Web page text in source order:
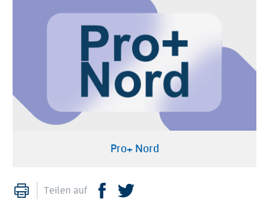
Pro+ Nord
Drucken
Teilen auf Facebook